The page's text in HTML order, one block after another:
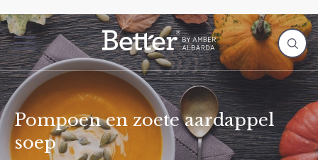
Pompoen en zoete aardappel
soep